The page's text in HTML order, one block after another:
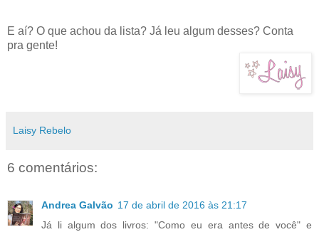
E aí? O que achou da lista? Já leu algum desses? Conta
pra gente!
Laisy Rebelo
6 comentários:
Andrea Galvão 17 de abril de 2016 às 21:17
Já li algum dos livros: "Como eu era antes de você" e